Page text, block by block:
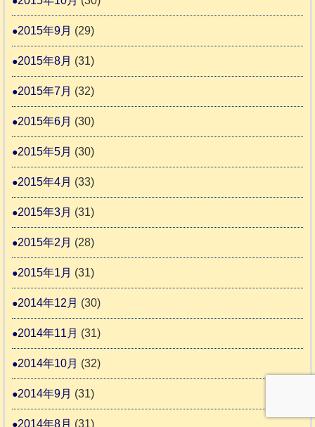
2015年9月 (29)
2015年8月 (31)
2015年7月 (32)
2015年6月 (30)
2015年5月 (30)
2015年4月 (33)
2015年3月 (31)
2015年2月 (28)
2015年1月 (31)
2014年12月 (30)
2014年11月 (31)
2014年10月 (32)
2014年9月 (31)
2014年8月 (31)